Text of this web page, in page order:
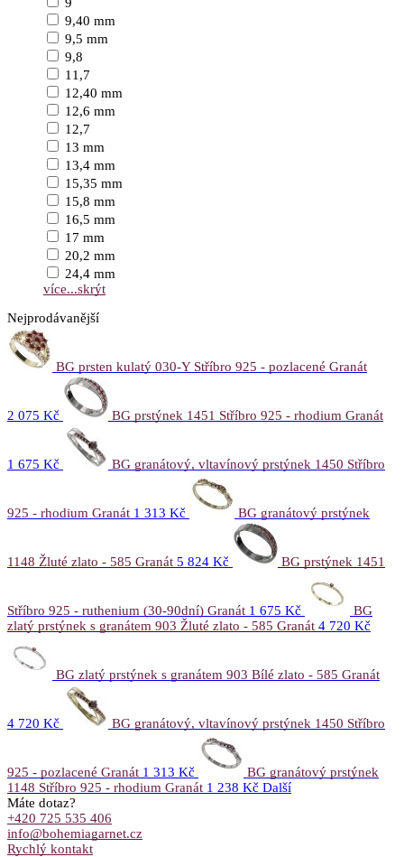
9,40 mm
9,5 mm
9,8
11,7
12,40 mm
12,6 mm
12,7
13 mm
13,4 mm
15,35 mm
15,8 mm
16,5 mm
17 mm
20,2 mm
24,4 mm
více...skrýt
Nejprodávanější
BG prsten kulatý 030-Y Stříbro 925 - pozlacené Granát
2 075 Kč BG prstýnek 1451 Stříbro 925 - rhodium Granát
1 675 Kč BG granátový, vltavínový prstýnek 1450 Stříbro
925 - rhodium Granát 1 313 Kč BG granátový prstýnek
1148 Žluté zlato - 585 Granát 5 824 Kč BG prstýnek 1451
Stříbro 925 - ruthenium (30-90dní) Granát 1 675 Kč
BG
zlatý prstýnek s granátem 903 Žluté zlato - 585 Granát 4 720 Kč
BG zlatý prstýnek s granátem 903 Bílé zlato - 585 Granát
4 720 Kč BG granátový, vltavínový prstýnek 1450 Stříbro
925 - pozlacené Granát 1 313 Kč
BG granátový prstýnek
1148 Stříbro 925 - rhodium Granát 1 238 Kč Další
Máte dotaz?
+420 725 535 406
info@bohemiagarnet.cz
Rychlý kontakt